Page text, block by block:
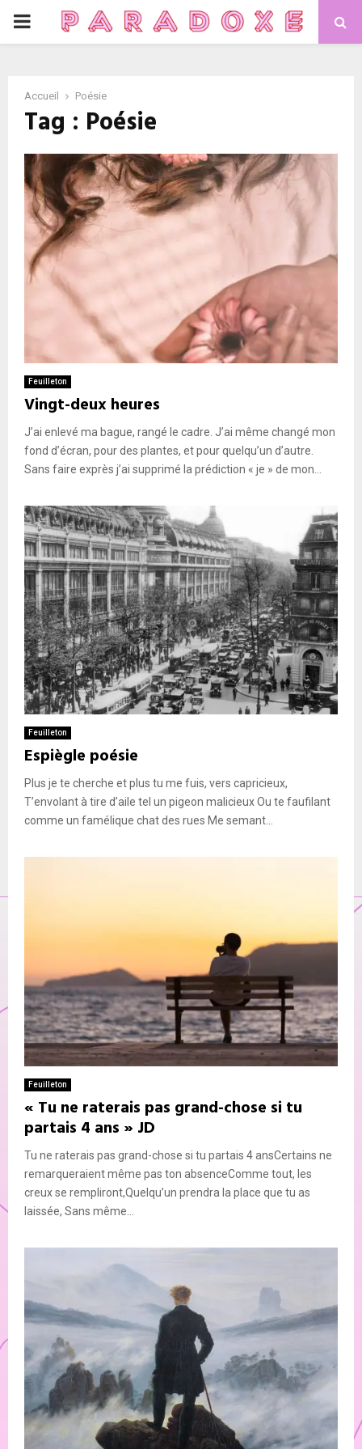
PRIMARY
Accueil Poésie
Tag : Poésie
Feuilleton
Vingt-deux heures
J’ai enlevé ma bague, rangé le cadre. J’ai même changé mon
fond d’écran, pour des plantes, et pour quelqu’un d’autre.
Sans faire exprès j’ai supprimé la prédiction « je » de mon...
Feuilleton
Espiègle poésie
Plus je te cherche et plus tu me fuis, vers capricieux,
T’envolant à tire d’aile tel un pigeon malicieux Ou te faufilant
comme un famélique chat des rues Me semant...
Feuilleton
« Tu ne raterais pas grand-chose si tu
partais 4 ans » JD
Tu ne raterais pas grand-chose si tu partais 4 ansCertains ne
remarqueraient même pas ton absenceComme tout, les
creux se rempliront,Quelqu’un prendra la place que tu as
laissée, Sans même...